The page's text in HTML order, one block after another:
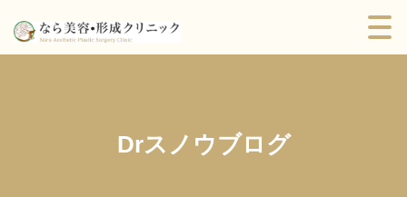
Drスノウブログ